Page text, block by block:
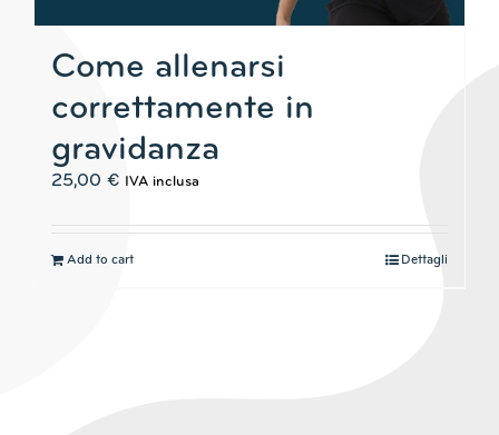
Come allenarsi
correttamente in
gravidanza
25,00 € IVA inclusa
Add to cart Dettagli